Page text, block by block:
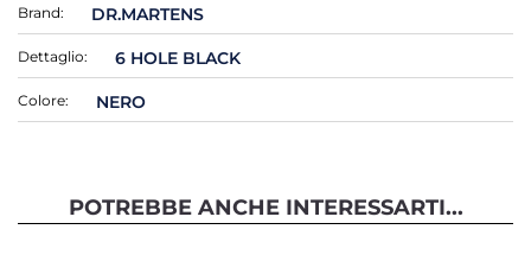
Brand: DR.MARTENS
Dettaglio: 6 HOLE BLACK
Colore: NERO
POTREBBE ANCHE INTERESSARTI...